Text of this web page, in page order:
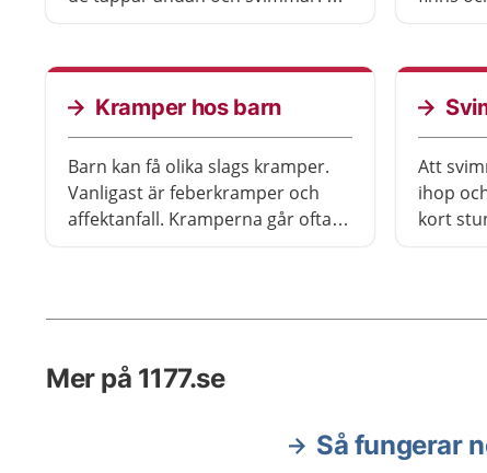
inte skadliga.
Kramper hos barn
Barn kan få olika slags kramper.
Vanligast är feberkramper och
affektanfall. Kramperna går oftast
Att
ihop
kort
och
Mer på 1177.se
Så fungerar